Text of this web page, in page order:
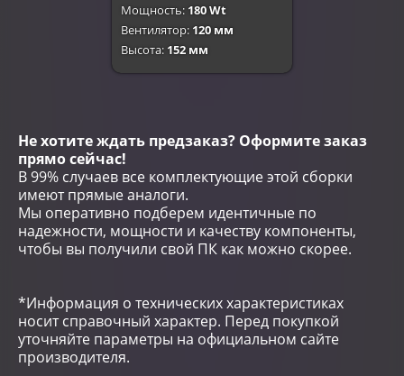
Мощность: 180 Wt
Вентилятор: 120 мм
Высота: 152 мм
Не хотите ждать предзаказ? Оформите заказ
прямо сейчас!
В 99% случаев все комплектующие этой сборки
имеют прямые аналоги.
Мы оперативно подберем идентичные по
надежности, мощности и качеству компоненты,
чтобы вы получили свой ПК как можно скорее.
*Информация о технических характеристиках
носит справочный характер. Перед покупкой
уточняйте параметры на официальном сайте
производителя.